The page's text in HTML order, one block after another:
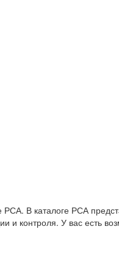
В каталоге РСА
и контроля. У вас есть